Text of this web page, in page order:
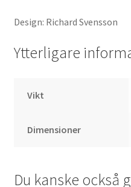
Design: Richard Svensson
Ytterligare
Vikt
Dimensioner
Du kanske också